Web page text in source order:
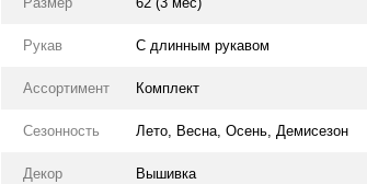
Рукав С длинным рукавом
Ассортимент Комплект
Сезонность Лето, Весна,Осень,Демисезон
Декор Вышивка